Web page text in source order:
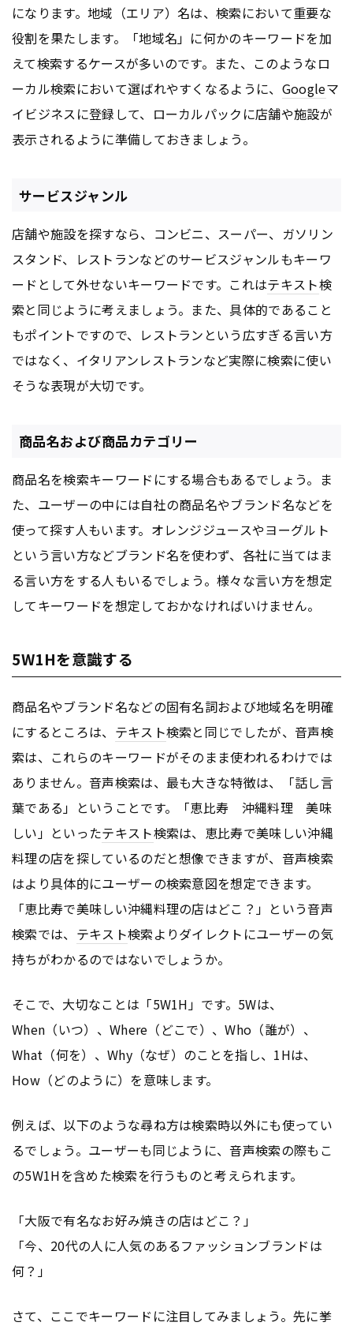
になります。地域（エリア）名は、検索において重要な
役割を果たします。「地域名」に何かのキーワードを加
えて検索するケースが多いのです。また、このようなロ
ーカル検索において選ばれやすくなるように、 Googleマ
イビジネスに登録して、ローカルパックに店舗や施設が
表示されるように準備しておきましょう。
サービスジャンル
店舗や施設を探すなら、コンビニ、スーパー、ガソリン
スタンド、レストランなどのサービスジャンルもキーワ
ードとして外せないキーワードです。これはテキスト検
索と同じように考えましょう。また、具体的であること
もポイントですので、レストランという広すぎる言い方
ではなく、イタリアンレストランなど実際に検索に使い
そうな表現が大切です。
商品名および商品カテゴリー
商品名を検索キーワードにする場合もあるでしょう。ま
た、ユーザーの中には自社の商品名やブランド名などを
使って探す人もいます。オレンジジュースやヨーグルト
という言い方などブランド名を使わず、各社に当てはま
る言い方をする人もいるでしょう。様々な言い方を想定
してキーワードを想定しておかなければいけません。
5W1Hを意識する
商品名やブランド名などの固有名詞および地域名を明確
にするところは、 テキスト検索と同じでしたが、音声検
索は、これらのキーワードがそのまま使われるわけでは
ありません。音声検索は、最も大きな特徴は、「話し言
葉である」ということです。「恵比寿 沖縄料理 美味
しい」といったテキスト検索は、恵比寿で美味しい沖縄
料理の店を探しているのだと想像できますが、音声検索
はより具体的にユーザーの検索意図を想定できます。
「恵比寿で美味しい沖縄料理の店はどこ？」という音声
検索では、 テキスト検索よりダイレクトにユーザーの気
持ちがわかるのではないでしょうか。
そこで、大切なことは「5W1H」です。5Wは、
When（いつ）、Where（どこで）、Who（誰が）、
What（何を）、Why（なぜ）のことを指し、1Hは、
How（どのように）を意味します。
例えば、以下のような尋ね方は検索時以外にも使ってい
るでしょう。ユーザーも同じように、音声検索の際もこ
の5W1Hを含めた検索を行うものと考えられます。
「大阪で有名なお好み焼きの店はどこ？」
「今、20代の人に人気のあるファッションブランドは
何？」
さて、ここでキーワードに注目してみましょう。先に挙